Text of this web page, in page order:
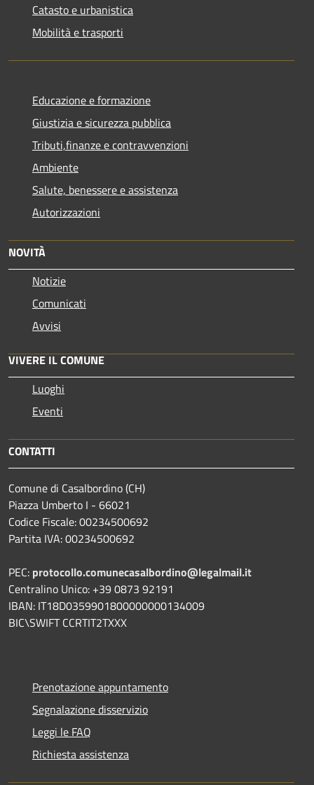
Catasto e urbanistica
Mobilità e trasporti
Educazione e formazione
Giustizia e sicurezza pubblica
Tributi,finanze e contravvenzioni
Ambiente
Salute, benessere e assistenza
Autorizzazioni
NOVITÀ
Notizie
Comunicati
Avvisi
VIVERE IL COMUNE
Luoghi
Eventi
CONTATTI
Comune di Casalbordino (CH)
Piazza Umberto I - 66021
Codice Fiscale: 00234500692
Partita IVA: 00234500692
PEC: protocollo.comunecasalbordino@legalmail.it
Centralino Unico: +39 0873 92191
IBAN: IT18D0359901800000000134009
BIC\SWIFT CCRTIT2TXXX
Prenotazione appuntamento
Segnalazione disservizio
Leggi le FAQ
Richiesta assistenza